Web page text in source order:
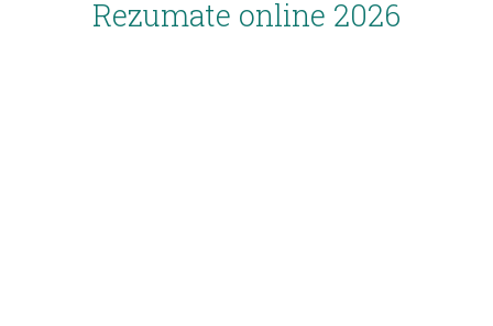
Rezumate online 2026